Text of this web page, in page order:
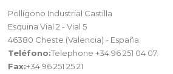
Pollígono Industrial Castilla
Esquina Vial 2 - Vial 5
46380 Cheste (Valencia) - España
Teléfono:Telephone +34 96 251 04 07.
Fax:+34 96 251 25 21